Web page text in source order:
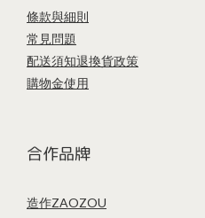
條款與細則
常見問題
配送須知退換貨政策
購物金使用
合作品牌
造作ZAOZOU